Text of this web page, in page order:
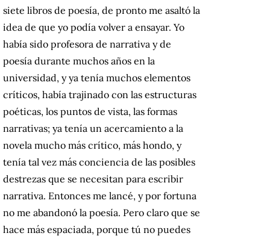
siete libros de poesía, de pronto me asaltó la
idea de que yo podía volver a ensayar. Yo
había sido profesora de narrativa y de
poesía durante muchos años en la
universidad, y ya tenía muchos elementos
críticos, había trajinado con las estructuras
poéticas, los puntos de vista, las formas
narrativas; ya tenía un acercamiento a la
novela mucho más crítico, más hondo, y
tenía tal vez más conciencia de las posibles
destrezas que se necesitan para escribir
narrativa. Entonces me lancé, y por fortuna
no me abandonó la poesía. Pero claro que se
hace más espaciada, porque tú no puedes